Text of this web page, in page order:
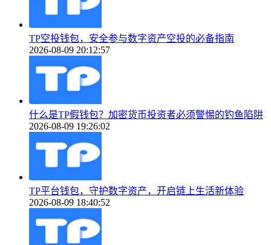
TP空投钱包，安全参与数字资产空投的必备指南
2026-08-09 20:12:57
什么是TP假钱包？加密货币投资者必须警惕的钓鱼陷阱
2026-08-09 19:26:02
TP平台钱包，守护数字资产，开启链上生活新体验
2026-08-09 18:40:52